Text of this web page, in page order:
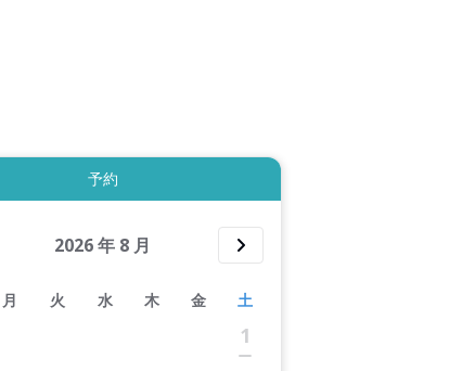
予約
2026年 8 月
月 火 水 木 金 土
1